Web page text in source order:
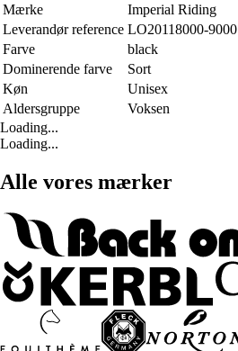
Mærke
Imperial Riding
Leverandør reference LO20118000-9000
Farve
black
Dominerende farve
Sort
Køn
Unisex
Aldersgruppe
Voksen
Loading...
Loading...
Alle vores mærker